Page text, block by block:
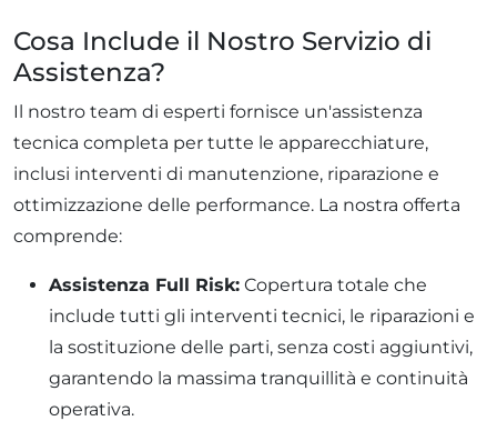
Cosa Include il Nostro Servizio di
Assistenza?
Il nostro team di esperti fornisce un'assistenza
tecnica completa per tutte le apparecchiature,
inclusi interventi di manutenzione, riparazione e
ottimizzazione delle performance. La nostra offerta
comprende:
Assistenza Full Risk: Copertura totale che
include tutti gli interventi tecnici, le riparazioni e
la sostituzione delle parti, senza costi aggiuntivi,
garantendo la massima tranquillità e continuità
operativa.